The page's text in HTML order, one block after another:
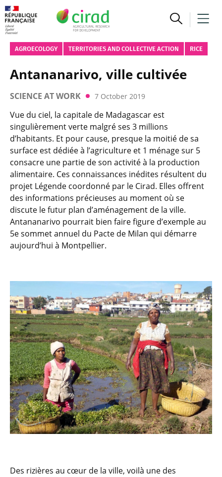
AGROECOLOGY TERRITORIES AND COLLECTIVE ACTION RICE
Antananarivo, ville cultivée
SCIENCE AT WORK 7 October 2019
Vue du ciel, la capitale de Madagascar est
singulièrement verte malgré ses 3 millions
d’habitants. Et pour cause, presque la moitié de sa
surface est dédiée à l’agriculture et 1 ménage sur 5
consacre une partie de son activité à la production
alimentaire. Ces connaissances inédites résultent du
projet Légende coordonné par le Cirad. Elles offrent
des informations précieuses au moment où se
discute le futur plan d’aménagement de la ville.
Antananarivo pourrait bien faire figure d’exemple au
5e sommet annuel du Pacte de Milan qui démarre
aujourd’hui à Montpellier.
Des rizières au cœur de la ville, voilà une des